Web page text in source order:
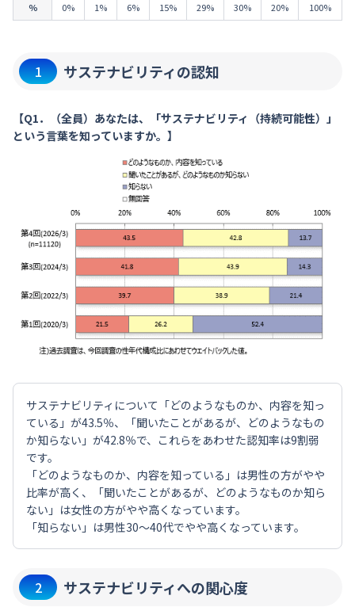
％
0% 1% 6% 15% 29% 30% 20% 100%
1 サステナビリティの認知
【Q1．（全員）あなたは、「サステナビリティ（持続可能性）」
という言葉を知っていますか。】
サステナビリティについて「どのようなものか、内容を知っ
ている」が43.5％、「聞いたことがあるが、どのようなもの
か知らない」が42.8％で、これらをあわせた認知率は9割弱
です。
「どのようなものか、内容を知っている」は男性の方がやや
比率が高く、「聞いたことがあるが、どのようなものか知ら
ない」は女性の方がやや高くなっています。
「知らない」は男性30～40代でやや高くなっています。
2 サステナビリティへの関心度